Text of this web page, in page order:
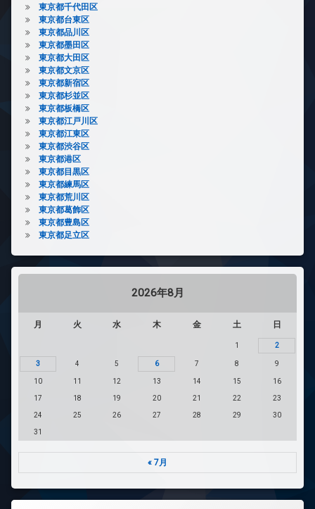
東京都千代田区
東京都台東区
東京都品川区
東京都墨田区
東京都大田区
東京都文京区
東京都新宿区
東京都杉並区
東京都板橋区
東京都江戸川区
東京都江東区
東京都渋谷区
東京都港区
東京都目黒区
東京都練馬区
東京都荒川区
東京都葛飾区
東京都豊島区
東京都足立区
2026年8月
月 火 水 木 金 土 日
1 2
3 4 5 6 7 8 9
10 11 12 13 14 15 16
17 18 19 20 21 22 23
24 25 26 27 28 29 30
31
« 7月